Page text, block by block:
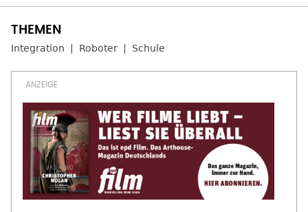
Integration Roboter Schule